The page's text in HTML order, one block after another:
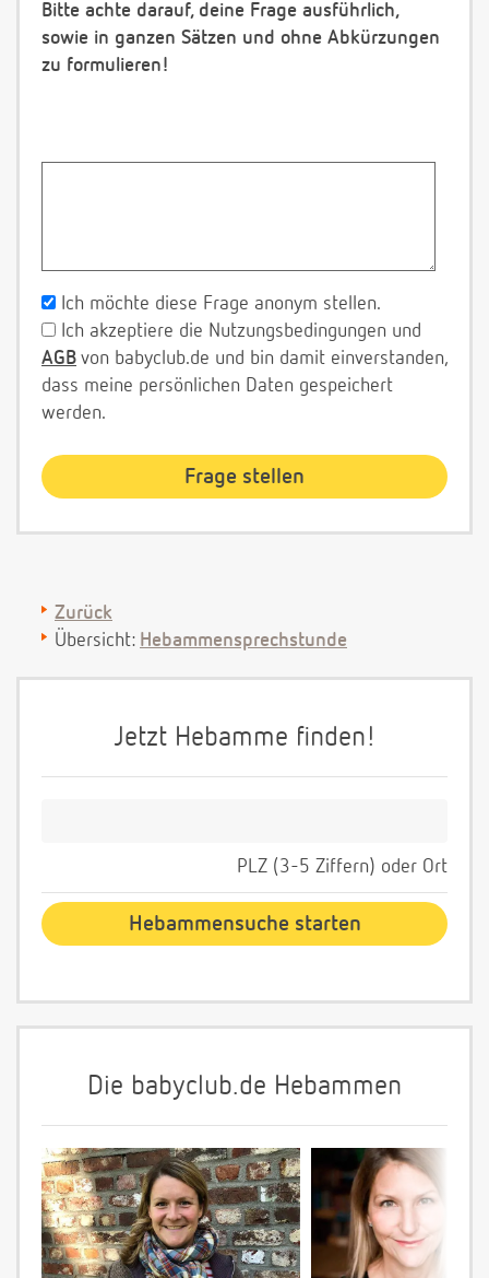
Bitte achte darauf, deine Frage ausführlich,
sowie in ganzen Sätzen und ohne Abkürzungen
zu formulieren!
Ich möchte diese Frage anonym stellen.
Ich akzeptiere die Nutzungsbedingungen und
AGB von babyclub.de und bin damit einverstanden,
dass meine persönlichen Daten gespeichert
werden.
Zurück
Übersicht: Hebammensprechstunde
Jetzt Hebamme finden!
PLZ (3-5 Ziffern) oder Ort
Die babyclub.de Hebammen